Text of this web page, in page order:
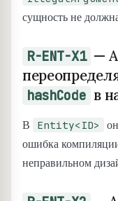
сущность не
R-ENT-X1 —
hashCode в
В Entity<ID>
ошибка
неправильном